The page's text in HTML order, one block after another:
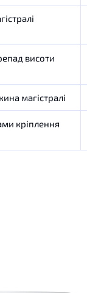
висоти
магістралі
кріплення